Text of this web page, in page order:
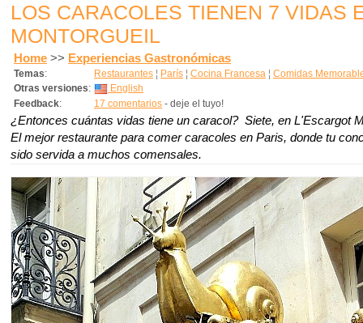
LOS CARACOLES TIENEN 7 VIDAS
MONTORGUEIL
Home >> Experiencias Gastronómicas
Temas: Restaurantes ¦ París ¦ Cocina Francesa ¦ Comidas
Otras versiones:
English
Feedback: 17 comentarios - deje el tuyo!
¿Entonces cuántas vidas tiene un caracol? Siete, en L'Escargot
El mejor restaurante para comer caracoles en Paris, donde tu
sido servida a muchos comensales.